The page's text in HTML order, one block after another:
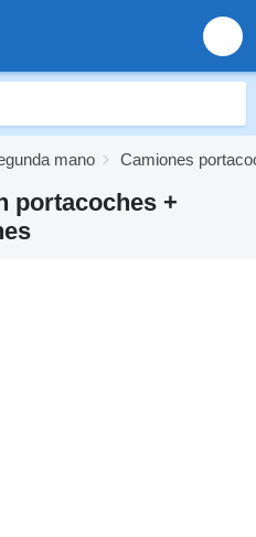
mano Camiones
portacoches +